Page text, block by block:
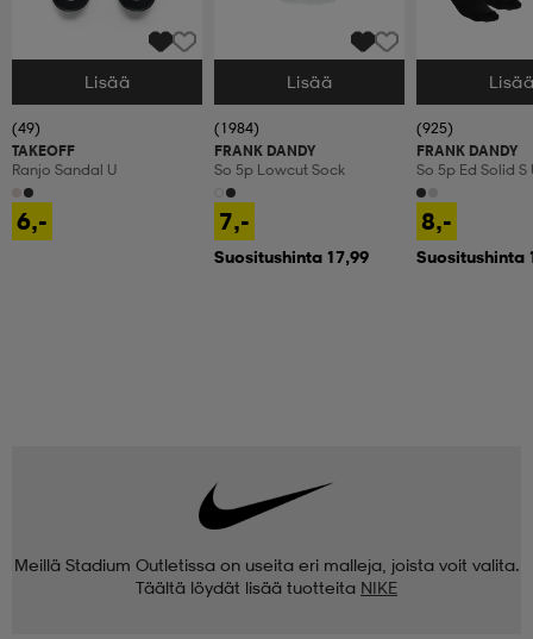
Valitse Koko
Lisää
(49)
TAKEOFF
Ranjo Sandal U
6,-
Valitse Koko
Lisää
(1984)
FRANK DANDY
So 5p Lowcut Sock
7,-
Suositushinta 17,99
Valitse Koko
(925)
FRANK DANDY
So 5p Ed Solid S
8,-
Suositushinta
Meillä Stadium Outletissa on useita eri malleja, joista voit valita.
Täältä löydät lisää tuotteita NIKE